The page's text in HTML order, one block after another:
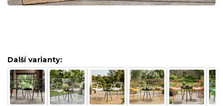
Další varianty: